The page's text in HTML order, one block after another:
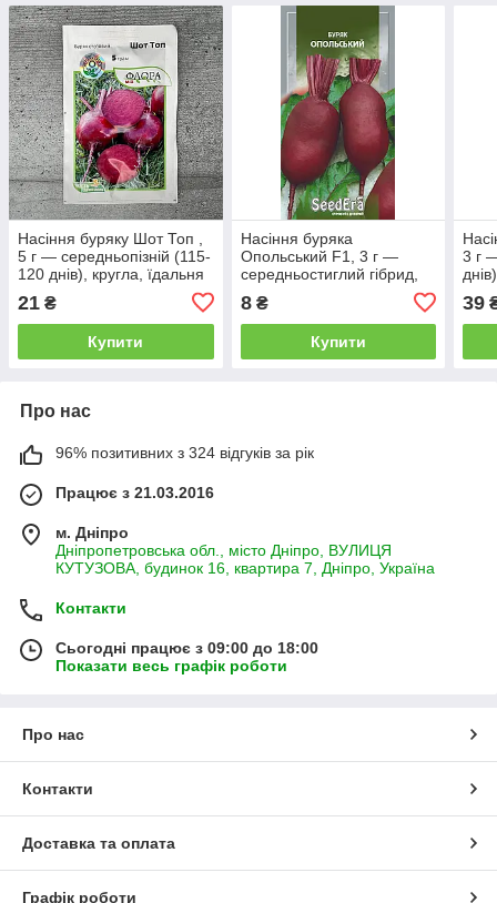
Насіння буряку Шот Топ ,
5 г — середньопізній (115-
120 днів), кругла, їдальня
21 ₴
Купити
Насіння буряка
Опольський F1, 3 г —
середньостиглий гібрид,
циліндричний, столовий,
SeedEra
8₴
Купити
3 г
39
Про нас
96% позитивних з 324 відгуків за рік
Працює з 21.03.2016
м. Дніпро
Дніпропетровська обл., місто Дніпро, ВУЛИЦЯ
КУТУЗОВА, будинок 16, квартира 7, Дніпро, Україна
Контакти
Сьогодні працює з 09:00 до 18:00
Показати весь графік роботи
Про нас
Контакти
Доставка та оплата
Графік роботи